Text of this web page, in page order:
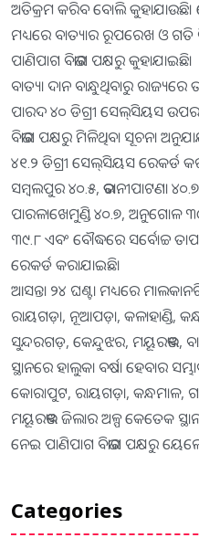
ଅତିକ୍ରମ କରିବ ବୋଲି
ମଧ୍ୟରେ ବାତ୍ୟାର ରୂପରେଖ ଓ
ପାଣିପାଗ ବିଭାଗ ପକ୍ଷରୁ କୁହାଯାଇଛି।
ବାତ୍ୟା ଦାନ ବାନ୍ଧୁଥିବାରୁ
ପାରଦ ୪୦ ଡିଗ୍ରୀ ସେଲ୍‌ସିୟସ
ବିଭାଗ ପକ୍ଷରୁ ମିଳିଥିବା ସୂଚନା
୪୧.୨ ଡିଗ୍ରୀ ସେଲ୍‌ସିୟସ ରେକର୍ଡ
ସମ୍ବଲପୁର ୪୦.୫, ଭବାନୀପାଟଣା
ପାରଳାଖେମୁଣ୍ଡି ୪୦.୭, ଅନୁଗୋଳ
୩୯.୮ ଏବଂ ବୌଦ୍ଧରେ ସର୍ବୋଚ୍ଚ
ରେକର୍ଡ କରାଯାଇଛି।
ଆସନ୍ତା ୨୪ ଘଣ୍ଟା ମଧ୍ୟରେ
ରାୟଗଡ଼ା, ନୂଆପଡ଼ା, କଳାହାଣ୍ଡି,
ସୁନ୍ଦରଗଡ଼, କେନ୍ଦୁଝର, ମୟୂରଭଞ୍ଜ,
ସ୍ଥାନରେ ହାଲୁକା ବର୍ଷା ହେବାର
କୋରାପୁଟ, ରାୟଗଡ଼ା, କନ୍ଧମାଳ,
ମୟୂରଭଞ୍ଜ ଜିଲାର ଅଳ୍ପ କେତେକ
ନେଇ ପାଣିପାଗ ବିଭାଗ ପକ୍ଷରୁ ୟେଲୋ
Categories